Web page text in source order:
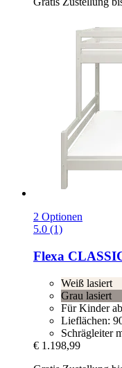
2 Optionen
5.0 (1)
Flexa
Weiß lasiert
Grau lasiert
Für Kinder
Lieflächen:
Schrägleiter
€ 1.198,99